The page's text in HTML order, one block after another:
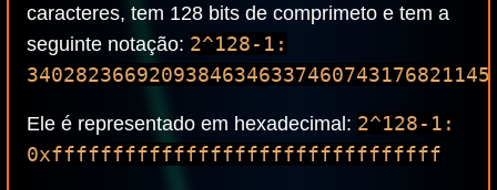
caracteres, tem 128 bits de comprimeto e tem a
seguinte notação: 2^128-1:
Ele é representado em hexadecimal: 2^128-1:
0xffffffffffffffffffffffffffffffff